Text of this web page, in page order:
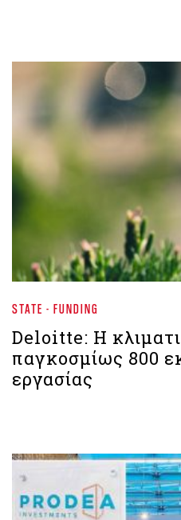
STATE - FUNDING
Deloitte: Η
παγκοσμίως 800
εργασίας